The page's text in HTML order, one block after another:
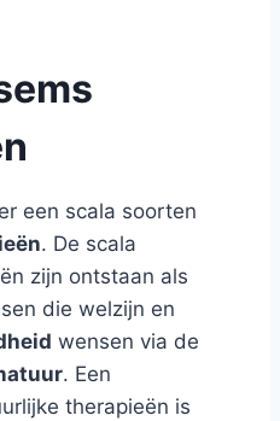
een scala soorten
. De scala
zijn ontstaan als
die welzijn en
wensen via de
. Een
therapieën is